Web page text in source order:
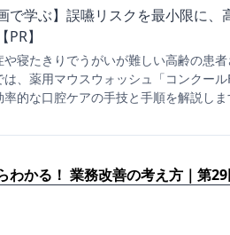
画で学ぶ】誤嚥リスクを最小限に
】
や寝たきりでうがいが難しい高齢の患
は、薬用マウスウォッシュ「コンクー
率的な口腔ケアの手技と手順を解説しま
わかる！ 業務改善の考え方｜第